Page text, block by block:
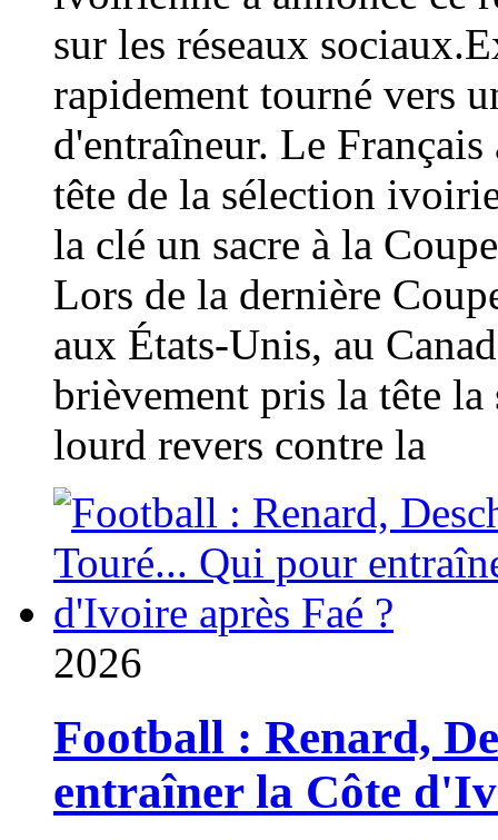
sur les réseaux
rapidement tourné vers
d'entraîneur. Le
tête de la sélection
la clé un sacre à la
Lors de la dernière
aux États-Unis, au
brièvement pris la tête
lourd revers contre la
2026
Football : Renard,
entraîner la Côte